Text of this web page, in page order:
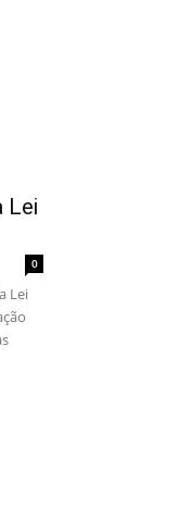
Lei
0
Lei